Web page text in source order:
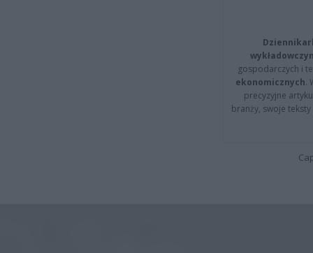
gospodarczych i
ekonomicznych.
precyzyjne
branży, swoje